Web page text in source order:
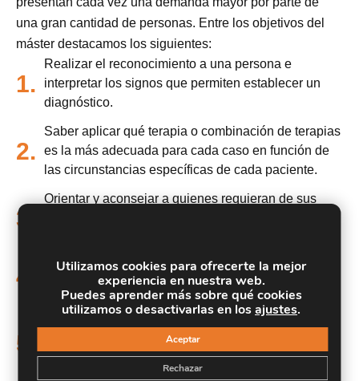
una gran cantidad de personas. Entre los objetivos del
máster destacamos los siguientes:
1.
Realizar el reconocimiento a una persona e
interpretar los signos que permiten establecer un
diagnóstico.
2.
Saber aplicar qué terapia o combinación de terapias
es la más adecuada para cada caso en función de
las circunstancias específicas de cada paciente.
3.
Orientar y aconsejar a quienes requieran de sus
4.
Saber definir el concepto básico de fitoterapia y
conocer las tendencias actuales.
5.
Identificar las diferentes plantas medicinales,
tipologia, recolección y conservación, formas de
preparación, así como sus diferentes principios
Utilizamos cookies para ofrecerte la mejor
experiencia en nuestra web.
Puedes aprender más sobre qué cookies
utilizamos o desactivarlas en losajustes.
Aceptar
Rechazar